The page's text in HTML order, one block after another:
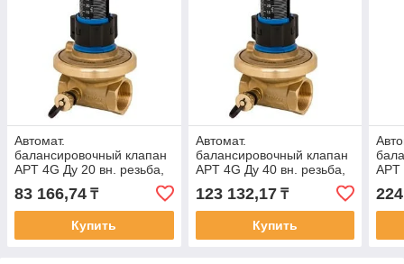
Автомат.
балансировочный клапан
APT 4G Ду 20 вн. резьба,
бар, Kvs=2,5 м3/ч
83 166,74 ₸
Купить
Автомат.
балансировочный клапан
APT 4G Ду 40 вн. резьба,
бар, Kvs=10 м3/ч
123 132,17₸
Купить
APT